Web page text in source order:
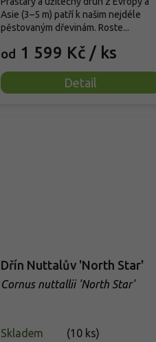
od 1 599 Kč / ks
Detail
Asie (3–5 m) patří k našim nejdéle
pěstovaným dřevinám. Roste...
Dřín Nuttalův 'North Star'
Cornus nuttallii 'North Star'
Skladem (10 ks)